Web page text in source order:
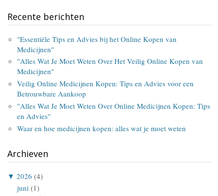
Recente berichten
"Essentiële Tips en Advies bij het Online Kopen van
Medicijnen"
"Alles Wat Je Moet Weten Over Het Veilig Online Kopen van
Medicijnen"
Veilig Online Medicijnen Kopen: Tips en Advies voor een
Betrouwbare Aankoop
"Alles Wat Je Moet Weten Over Online Medicijnen Kopen: Tips
en Advies"
Waar en hoe medicijnen kopen: alles wat je moet weten
Archieven
▼ 2026 (4)
juni (1)